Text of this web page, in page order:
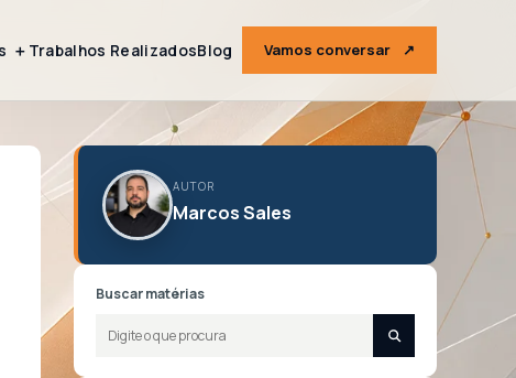
＋ Trabalhos RealizadosBlog Vamos conversar ↗
AUTOR
Marcos Sales
Buscar matérias